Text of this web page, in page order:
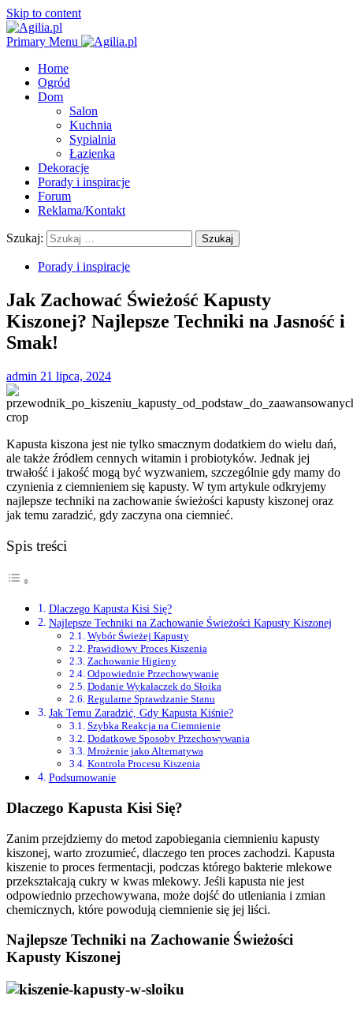
Skip to content
Primary Menu
Home
Ogród
Dom
Salon
Kuchnia
Sypialnia
Łazienka
Dekoracje
Porady i inspiracje
Forum
Reklama/Kontakt
Szukaj:
Porady i inspiracje
Jak Zachować Świeżość Kapusty
Kiszonej? Najlepsze Techniki na Jasność i
Smak!
admin 21 lipca, 2024
Kapusta kiszona jest nie tylko smacznym dodatkiem do wielu dań,
ale także źródłem cennych witamin i probiotyków. Jednak jej
trwałość i jakość mogą być wyzwaniem, szczególnie gdy mamy do
czynienia z ciemnieniem się kapusty. W tym artykule odkryjemy
najlepsze techniki na zachowanie świeżości kapusty kiszonej oraz
jak temu zaradzić, gdy zaczyna ona ciemnieć.
Spis treści
Dlaczego Kapusta Kisi Się?
Najlepsze Techniki na Zachowanie Świeżości Kapusty Kiszonej
Wybór Świeżej Kapusty
Prawidłowy Proces Kiszenia
Zachowanie Higieny
Odpowiednie Przechowywanie
Dodanie Wykałaczek do Słoika
Regularne Sprawdzanie Stanu
Jak Temu Zaradzić, Gdy Kapusta Kiśnie?
Szybka Reakcja na Ciemnienie
Dodatkowe Sposoby Przechowywania
Mrożenie jako Alternatywa
Kontrola Procesu Kiszenia
Podsumowanie
Dlaczego Kapusta Kisi Się?
Zanim przejdziemy do metod zapobiegania ciemnieniu kapusty
kiszonej, warto zrozumieć, dlaczego ten proces zachodzi. Kapusta
kiszenie to proces fermentacji, podczas którego bakterie mlekowe
przekształcają cukry w kwas mlekowy. Jeśli kapusta nie jest
odpowiednio przechowywana, może dojść do utleniania i zmian
chemicznych, które powodują ciemnienie się jej liści.
Najlepsze Techniki na Zachowanie Świeżości
Kapusty Kiszonej